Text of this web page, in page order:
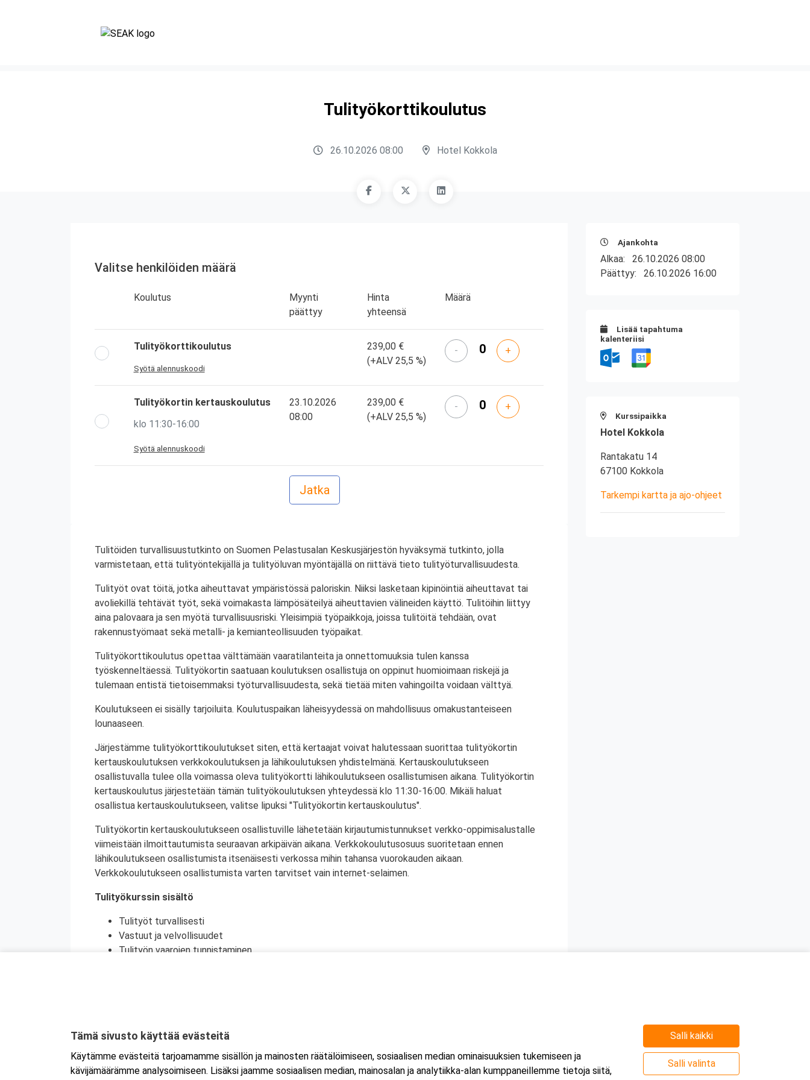
Tulityökorttikoulutus
26.10.2026 08:00 Hotel Kokkola
Valitse henkilöiden määrä
Koulutus
Myynti
päättyy
Hinta
yhteensä
Määrä
Tulityökorttikoulutus
Syötä alennuskoodi
239,00 €
(+ALV 25,5 %)
- +
Tulityökortin kertauskoulutus
klo 11:30-16:00
Syötä alennuskoodi
23.10.2026
08:00
239,00 €
(+ALV 25,5 %)
- +
Tulitöiden turvallisuustutkinto on Suomen Pelastusalan Keskusjärjestön hyväksymä tutkinto, jolla
varmistetaan, että tulityöntekijällä ja tulityöluvan myöntäjällä on riittävä tieto tulityöturvallisuudesta.
Tulityöt ovat töitä, jotka aiheuttavat ympäristössä paloriskin. Niiksi lasketaan kipinöintiä aiheuttavat tai
avoliekillä tehtävät työt, sekä voimakasta lämpösäteilyä aiheuttavien välineiden käyttö. Tulitöihin liittyy
aina palovaara ja sen myötä turvallisuusriski. Yleisimpiä työpaikkoja, joissa tulitöitä tehdään, ovat
rakennustyömaat sekä metalli- ja kemianteollisuuden työpaikat.
Tulityökorttikoulutus opettaa välttämään vaaratilanteita ja onnettomuuksia tulen kanssa
työskenneltäessä. Tulityökortin saatuaan koulutuksen osallistuja on oppinut huomioimaan riskejä ja
tulemaan entistä tietoisemmaksi työturvallisuudesta, sekä tietää miten vahingoilta voidaan välttyä.
Koulutukseen ei sisälly tarjoiluita. Koulutuspaikan läheisyydessä on mahdollisuus omakustanteiseen
lounaaseen.
Järjestämme tulityökorttikoulutukset siten, että kertaajat voivat halutessaan suorittaa tulityökortin
kertauskoulutuksen verkkokoulutuksen ja lähikoulutuksen yhdistelmänä. Kertauskoulutukseen
osallistuvalla tulee olla voimassa oleva tulityökortti lähikoulutukseen osallistumisen aikana. Tulityökortin
kertauskoulutus järjestetään tämän tulityökoulutuksen yhteydessä klo 11:30-16:00. Mikäli haluat
osallistua kertauskoulutukseen, valitse lipuksi "Tulityökortin kertauskoulutus".
Tulityökortin kertauskoulutukseen osallistuville lähetetään kirjautumistunnukset verkko-oppimisalustalle
viimeistään ilmoittautumista seuraavan arkipäivän aikana. Verkkokoulutusosuus suoritetaan ennen
lähikoulutukseen osallistumista itsenäisesti verkossa mihin tahansa vuorokauden aikaan.
Verkkokoulutukseen osallistumista varten tarvitset vain internet-selaimen.
Tulityökurssin sisältö
Tulityöt turvallisesti
Vastuut ja velvollisuudet
Tulityön vaarojen tunnistaminen
Tulityökortti on voimassa viisi vuotta. Tulityökortti on voimassa Suomen lisäksi myös Norjassa ja
Ruotsin tulityökoulutus uudistui heinäkuussa 2023, jonka seurauksena Suomessa myönnetty kortti ei ole
Ruotsissa enää pätevä.
Ajankohta
Alkaa: 26.10.2026 08:00
Päättyy: 26.10.2026 16:00
Lisää tapahtuma
kalenteriisi
Kurssipaikka
Hotel Kokkola
Rantakatu 14
67100 Kokkola
Tarkempi kartta ja ajo-ohjeet
Tämä sivusto käyttää evästeitä
Käytämme evästeitä tarjoamamme sisällön ja mainosten räätälöimiseen, sosiaalisen median ominaisuuksien tukemiseen ja
kävijämäärämme analysoimiseen. Lisäksi jaamme sosiaalisen median, mainosalan ja analytiikka-alan kumppaneillemme tietoja siitä,
Salli kaikki
Salli valinta